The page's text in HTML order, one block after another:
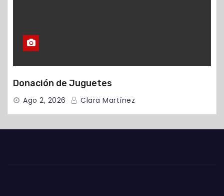
Donación de Juguetes
Ago 2, 2026 Clara Martínez